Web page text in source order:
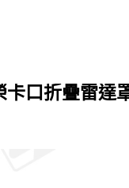
口折疊雷達